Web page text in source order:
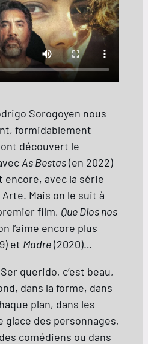
Sorogoyen nous
formidablement
découvert le
As Bestas(en 2022)
encore, avec la série
Arte. Mais on le suit à
film, Que Dios nos
l’aime encore plus
et Madre(2020)…
querido, c’est beau,
dans la forme, dans
plan, dans les
glace des personnages,
comédiens ou dans